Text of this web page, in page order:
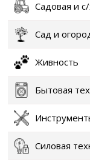
Садовая и
Сад и
Живность
Бытовая
Силовая